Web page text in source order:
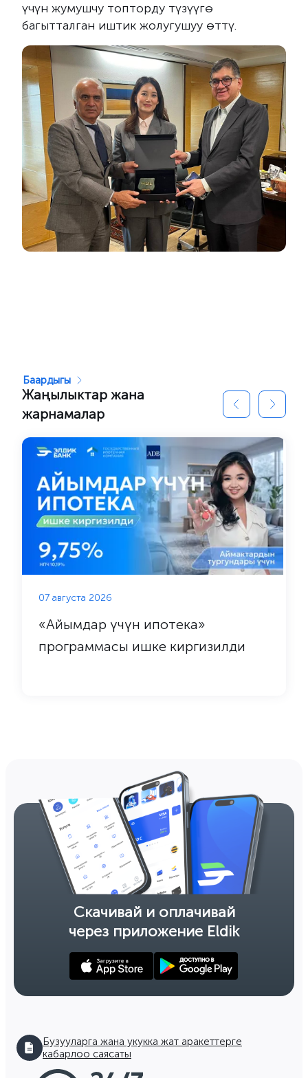
үчүн жумушчу топторду түзүүгө
багытталган иштик жолугушуу өттү.
Жаңылыктар жана
жарнамалар
Баардыгы
07 августа 2026
«Айымдар үчүн ипотека»
программасы ишке киргизилди
Скачивай и оплачивай
через приложение Eldik
Бузууларга жана укукка жат аракеттерге
кабарлоо саясаты